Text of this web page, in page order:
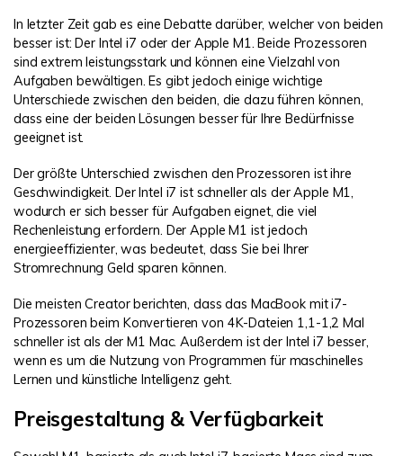
In letzter Zeit gab es eine Debatte darüber, welcher von beiden
besser ist: Der Intel i7 oder der Apple M1. Beide Prozessoren
sind extrem leistungsstark und können eine Vielzahl von
Aufgaben bewältigen. Es gibt jedoch einige wichtige
Unterschiede zwischen den beiden, die dazu führen können,
dass eine der beiden Lösungen besser für Ihre Bedürfnisse
geeignet ist.
Der größte Unterschied zwischen den Prozessoren ist ihre
Geschwindigkeit. Der Intel i7 ist schneller als der Apple M1,
wodurch er sich besser für Aufgaben eignet, die viel
Rechenleistung erfordern. Der Apple M1 ist jedoch
energieeffizienter, was bedeutet, dass Sie bei Ihrer
Stromrechnung Geld sparen können.
Die meisten Creator berichten, dass das MacBook mit i7-
Prozessoren beim Konvertieren von 4K-Dateien 1,1-1,2 Mal
schneller ist als der M1 Mac. Außerdem ist der Intel i7 besser,
wenn es um die Nutzung von Programmen für maschinelles
Lernen und künstliche Intelligenz geht.
Preisgestaltung & Verfügbarkeit